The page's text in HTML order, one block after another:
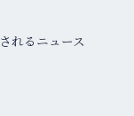
れるニュース